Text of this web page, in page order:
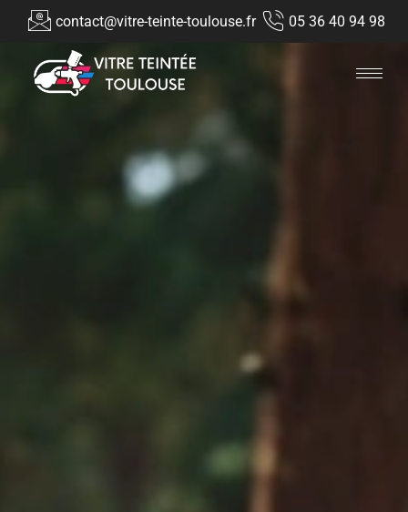
contact@vitre-teinte-toulouse.fr 05 36 40 94 98